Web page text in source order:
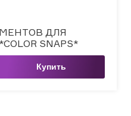
ДЛЯ
SNAPS*
Купить